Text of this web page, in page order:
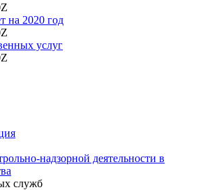
на 2020 год
услуг
надзорной деятельности в
служб